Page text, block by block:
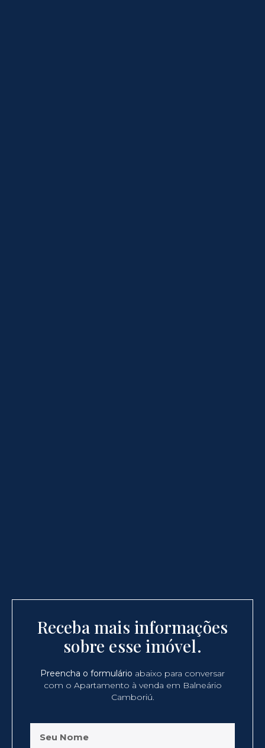
Receba mais informações
sobre esse imóvel.
Preencha o formulário abaixo para conversar
com o Apartamento à venda em Balneário
Camboriú.